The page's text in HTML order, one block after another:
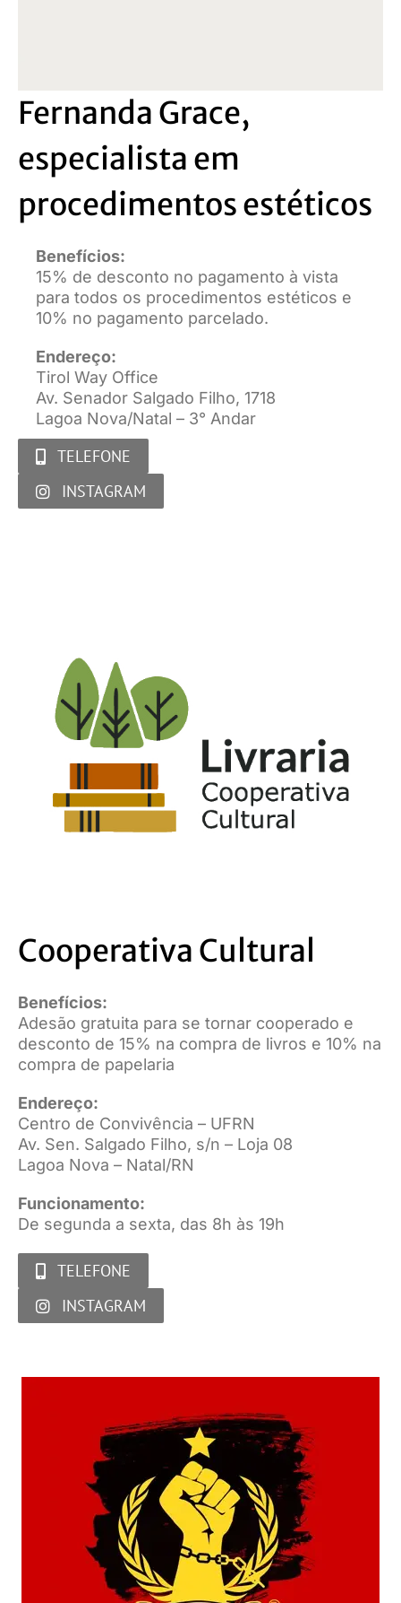
Fernanda Grace,
especialista em
procedimentos estéticos
Benefícios:
15% de desconto no pagamento à vista
para todos os procedimentos estéticos e
10% no pagamento parcelado.
Endereço:
Tirol Way Office
Av. Senador Salgado Filho, 1718
Lagoa Nova/Natal – 3° Andar
TELEFONE
INSTAGRAM
Cooperativa Cultural
Benefícios:
Adesão gratuita para se tornar cooperado e
desconto de 15% na compra de livros e 10% na
compra de papelaria
Endereço:
Centro de Convivência – UFRN
Av. Sen. Salgado Filho, s/n – Loja 08
Lagoa Nova – Natal/RN
Funcionamento:
De segunda a sexta, das 8h às 19h
TELEFONE
INSTAGRAM